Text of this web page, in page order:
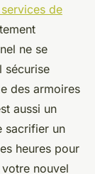
de
ne se
sécurise
des armoires
aussi un
sacrifier un
heures pour
nouvel